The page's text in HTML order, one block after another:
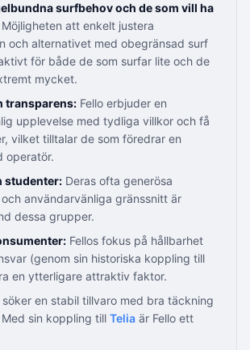
surfbehov och de som vill ha
Möjligheten att enkelt justera
och alternativet med obegränsad surf
för både de som surfar lite och de
mycket.
transparens: Fello erbjuder en
upplevelse med tydliga villkor och få
vilket tilltalar de som föredrar en
operatör.
studenter: Deras ofta generösa
användarvänliga gränssnitt är
dessa grupper.
Fellos fokus på hållbarhet
(genom sin historiska koppling till
en ytterligare attraktiv faktor.
söker en stabil tillvaro med bra täckning
sin koppling till Telia är Fello ett